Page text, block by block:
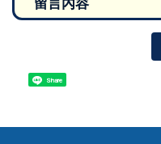
Share